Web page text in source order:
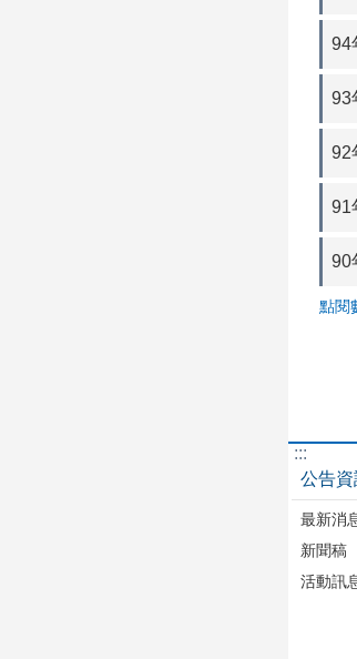
94
93
92
91
90
點閱
:::
公告資
最新消
新聞稿
活動訊